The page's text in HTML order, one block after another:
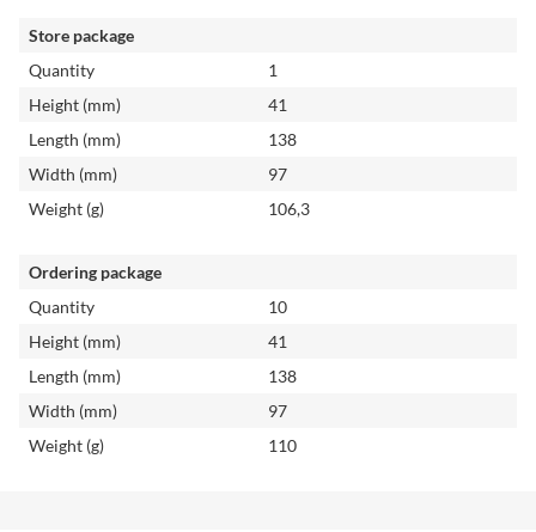
Store package
Quantity
1
Height (mm)
41
Length (mm)
138
Width (mm)
97
Weight (g)
106,3
Ordering package
Quantity
10
Height (mm)
41
Length (mm)
138
Width (mm)
97
Weight (g)
110